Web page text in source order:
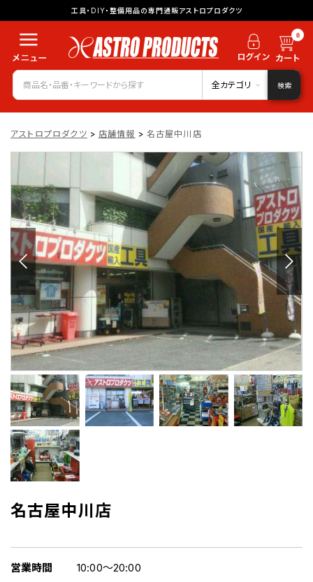
工具・DIY・整備用品の専門通販アストロプロダクツ
0
全カテゴリ 検索
アストロプロダクツ > 店舗情報 > 名古屋中川店
名古屋中川店
営業時間 10:00～20:00